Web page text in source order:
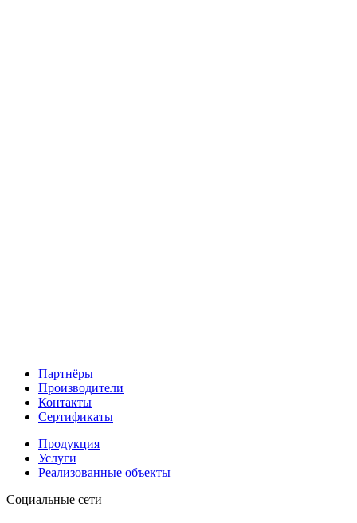
Партнёры
Производители
Контакты
Сертификаты
Продукция
Услуги
Реализованные объекты
Социальные сети